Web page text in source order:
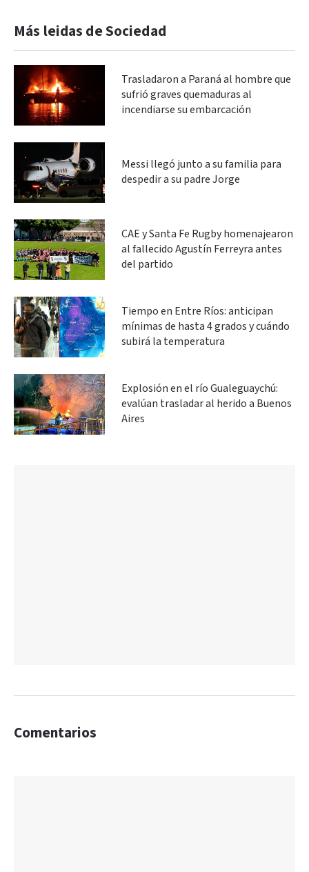
Más leidas de Sociedad
Trasladaron a Paraná al hombre que
sufrió graves quemaduras al
incendiarse su embarcación
Messi llegó junto a su familia para
despedir a su padre Jorge
CAE y Santa Fe Rugby homenajearon
al fallecido Agustín Ferreyra antes
del partido
Tiempo en Entre Ríos: anticipan
mínimas de hasta 4 grados y cuándo
subirá la temperatura
Explosión en el río Gualeguaychú:
evalúan trasladar al herido a Buenos
Aires
Comentarios